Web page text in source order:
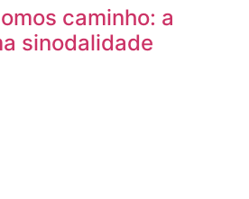
caminho: a
sinodalidade